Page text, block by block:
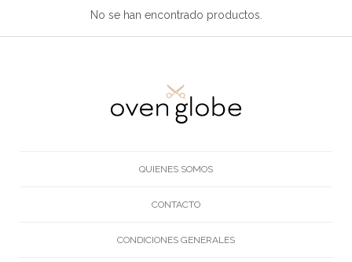
No se han encontrado productos.
QUIENES SOMOS
CONTACTO
CONDICIONES GENERALES